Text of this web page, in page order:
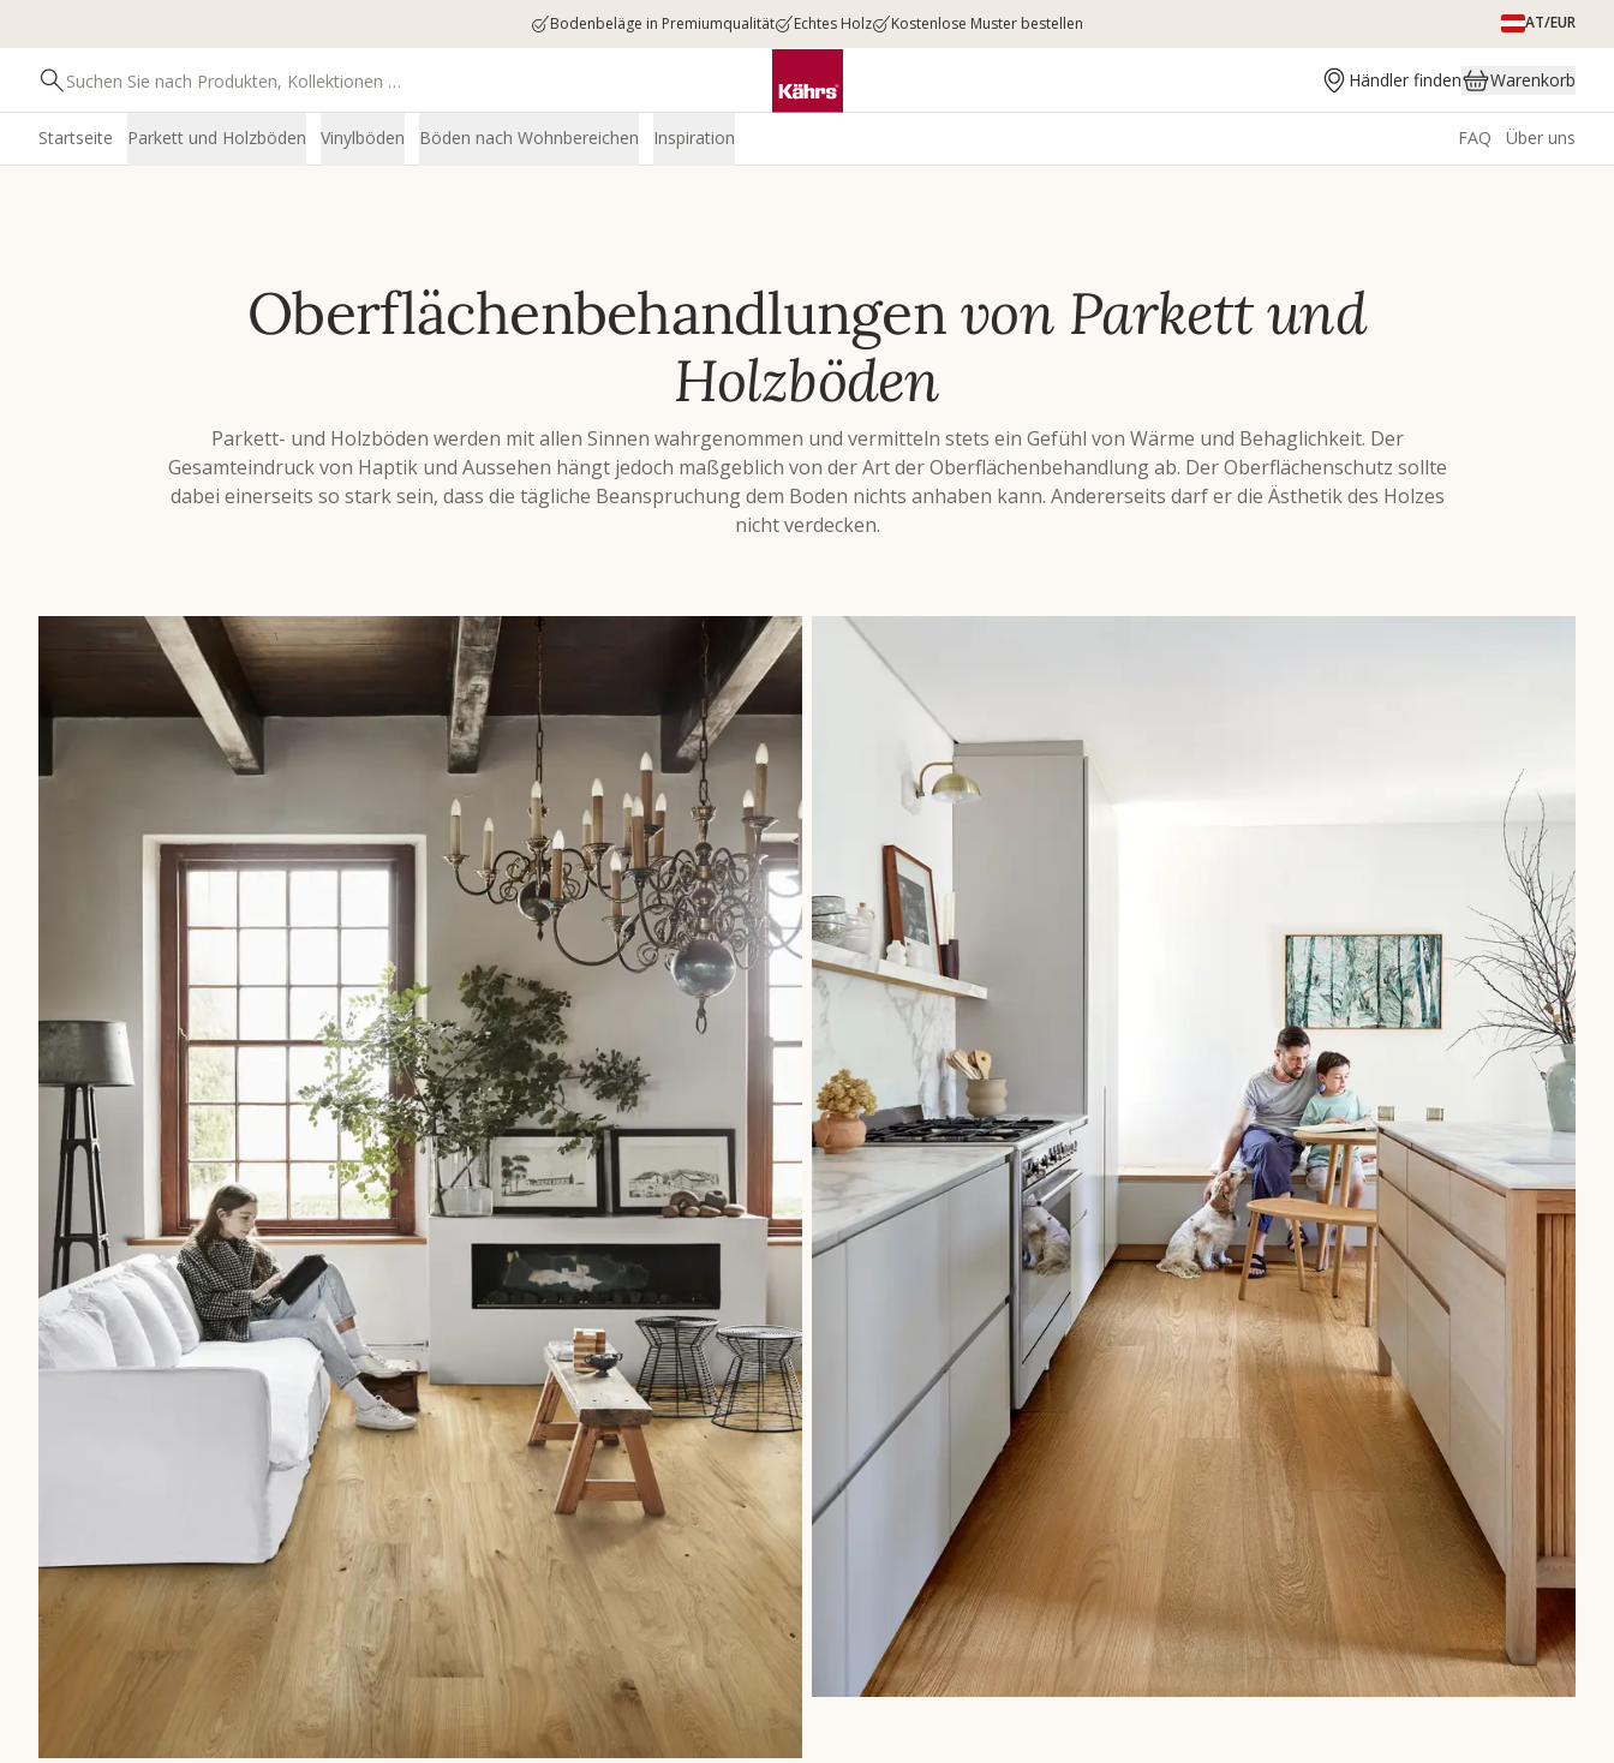
Bodenbeläge in Premiumqualität Echtes Holz Kostenlose Muster bestellen AT/EUR
Händler finden Warenkorb
Startseite Parkett und Holzböden Vinylböden Böden nach Wohnbereichen Inspiration FAQ Über uns
Oberflächenbehandlungenvon Parkett und
Holzböden
Parkett- und Holzböden werden mit allen Sinnen wahrgenommen und vermitteln stets ein Gefühl von Wärme und Behaglichkeit. Der
Gesamteindruck von Haptik und Aussehen hängt jedoch maßgeblich von der Art der Oberflächenbehandlung ab. Der Oberflächenschutz sollte
dabei einerseits so stark sein, dass die tägliche Beanspruchung dem Boden nichts anhaben kann. Andererseits darf er die Ästhetik des Holzes
nicht verdecken.